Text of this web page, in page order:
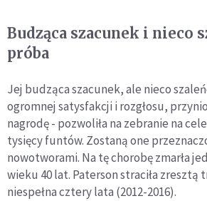
Budząca szacunek i nieco
próba
Jej budząca szacunek, ale nieco
ogromnej satysfakcji i rozgłosu,
nagrodę - pozwoliła na zebranie na
tysięcy funtów. Zostaną one
nowotworami. Na tę chorobę zmarła
wieku 40 lat. Paterson straciła zresztą
niespełna cztery lata (2012-2016).